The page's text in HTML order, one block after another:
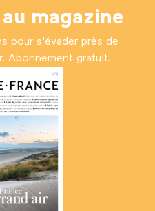
magazine
pour s'évader près de
Abonnement gratuit.